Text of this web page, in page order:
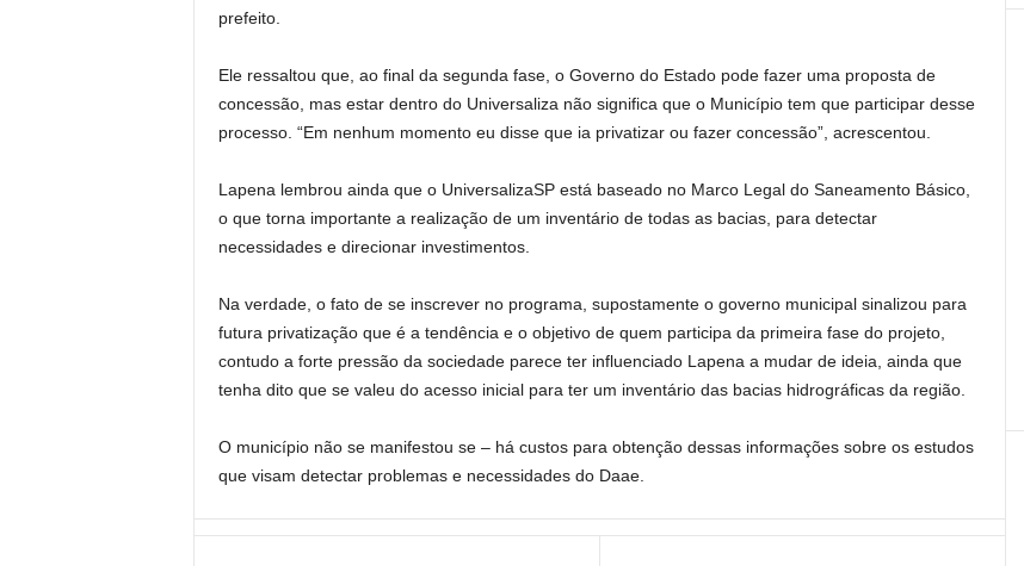
prefeito.
Ele ressaltou que, ao final da segunda fase, o Governo do Estado pode fazer uma proposta de
concessão, mas estar dentro do Universaliza não significa que o Município tem que participar desse
processo. “Em nenhum momento eu disse que ia privatizar ou fazer concessão”, acrescentou.
Lapena lembrou ainda que o UniversalizaSP está baseado no Marco Legal do Saneamento Básico,
o que torna importante a realização de um inventário de todas as bacias, para detectar
necessidades e direcionar investimentos.
Na verdade, o fato de se inscrever no programa, supostamente o governo municipal sinalizou para
futura privatização que é a tendência e o objetivo de quem participa da primeira fase do projeto,
contudo a forte pressão da sociedade parece ter influenciado Lapena a mudar de ideia, ainda que
tenha dito que se valeu do acesso inicial para ter um inventário das bacias hidrográficas da região.
O município não se manifestou se – há custos para obtenção dessas informações sobre os estudos
que visam detectar problemas e necessidades do Daae.